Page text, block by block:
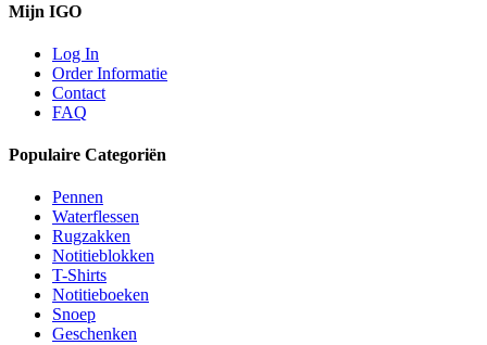
Mijn IGO
Log In
Order Informatie
Contact
FAQ
Populaire Categoriën
Pennen
Waterflessen
Rugzakken
Notitieblokken
T-Shirts
Notitieboeken
Snoep
Geschenken